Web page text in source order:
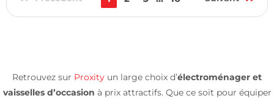
Retrouvez sur Proxity un large choix d’électroménager et
vaisselles d’occasion à prix attractifs. Que ce soit pour équiper